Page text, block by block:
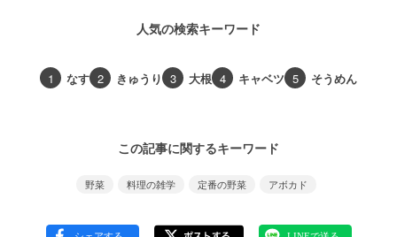
人気の検索キーワード
1 なす 2 きゅうり 3 大根 4 キャベツ 5 そうめん
この記事に関するキーワード
野菜 料理の雑学 定番の野菜 アボカド